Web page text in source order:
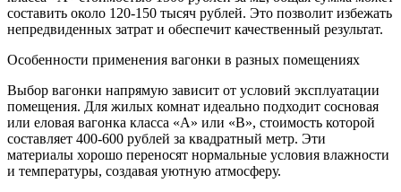
составить около 120-150 тысяч рублей. Это позволит избежать
непредвиденных затрат и обеспечит качественный результат.
Особенности применения вагонки в разных помещениях
Выбор вагонки напрямую зависит от условий эксплуатации
помещения. Для жилых комнат идеально подходит сосновая
или еловая вагонка класса «А» или «В», стоимость которой
составляет 400-600 рублей за квадратный метр. Эти
материалы хорошо переносят нормальные условия влажности
и температуры, создавая уютную атмосферу.